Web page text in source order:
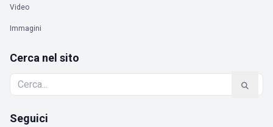
Video
Immagini
Cerca nel sito
Seguici